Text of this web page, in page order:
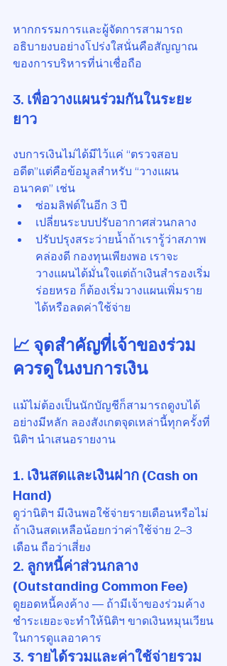
หากกรรมการและผู้จัดการสามารถ
อธิบายงบอย่างโปร่งใสนั่นคือสัญญาณ
ของการบริหารที่น่าเชื่อถือ
3. เพื่อวางแผนร่วมกันในระยะ
ยาว
งบการเงินไม่ได้มีไว้แค่ “ตรวจสอบ
อดีต”แต่คือข้อมูลสำหรับ “วางแผน
อนาคต” เช่น
ซ่อมลิฟต์ในอีก 3 ปี
เปลี่ยนระบบปรับอากาศส่วนกลาง
ปรับปรุงสระว่ายน้ำถ้าเรารู้ว่าสภาพ
คล่องดี กองทุนเพียงพอ เราจะ
วางแผนได้มั่นใจแต่ถ้าเงินสำรองเริ่ม
ร่อยหรอ ก็ต้องเริ่มวางแผนเพิ่มราย
ได้หรือลดค่าใช้จ่าย
📈 จุดสำคัญที่เจ้าของร่วม
ควรดูในงบการเงิน
แม้ไม่ต้องเป็นนักบัญชีก็สามารถดูงบได้
อย่างมีหลัก ลองสังเกตจุดเหล่านี้ทุกครั้งที่
นิติฯ นำเสนอรายงาน
1. เงินสดและเงินฝาก (Cash on
Hand)
ดูว่านิติฯ มีเงินพอใช้จ่ายรายเดือนหรือไม่
ถ้าเงินสดเหลือน้อยกว่าค่าใช้จ่าย 2–3
เดือน ถือว่าเสี่ยง
2. ลูกหนี้ค่าส่วนกลาง
(Outstanding Common Fee)
ดูยอดหนี้คงค้าง — ถ้ามีเจ้าของร่วมค้าง
ชำระเยอะจะทำให้นิติฯ ขาดเงินหมุนเวียน
ในการดูแลอาคาร
3. รายได้รวมและค่าใช้จ่ายรวม